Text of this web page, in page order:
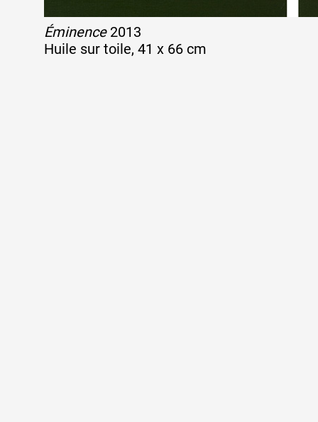
Éminence2013
Huile sur toile, 41 x 66 cm